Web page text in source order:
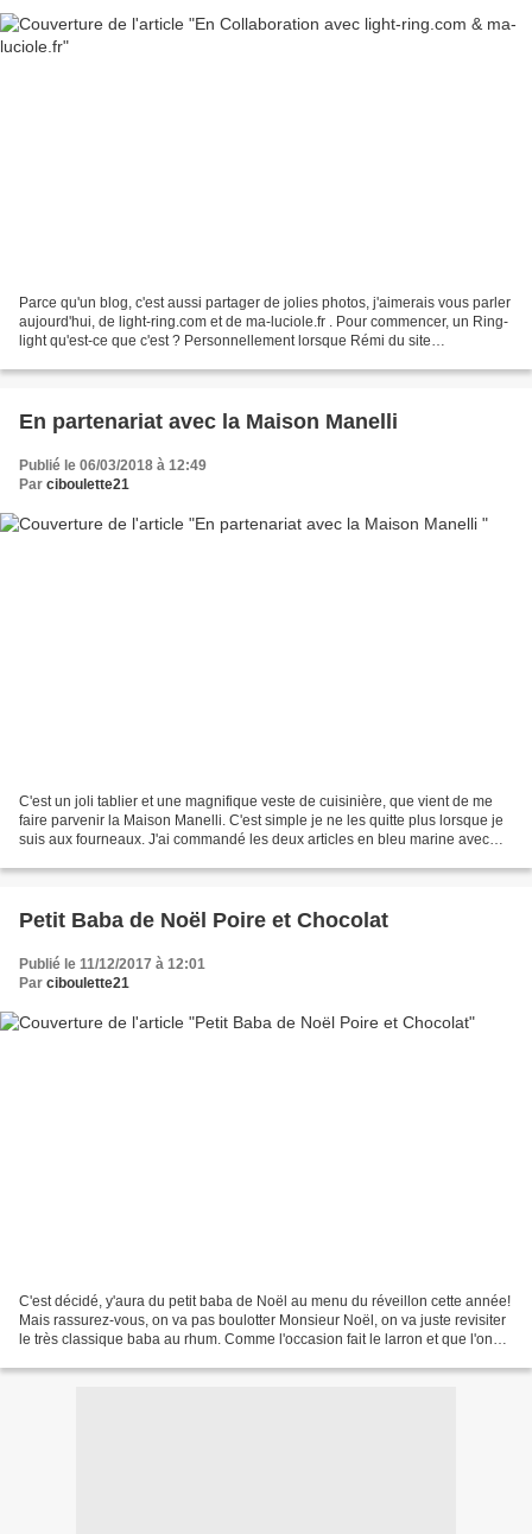
Parce qu'un blog, c'est aussi partager de jolies photos, j'aimerais vous parler
aujourd'hui, de light-ring.com et de ma-luciole.fr . Pour commencer, un Ring-
light qu'est-ce que c'est ? Personnellement lorsque Rémi du site
En partenariat avec la Maison Manelli
Publié le 06/03/2018 à 12:49
Par ciboulette21
C'est un joli tablier et une magnifique veste de cuisinière, que vient de me
faire parvenir la Maison Manelli. C'est simple je ne les quitte plus lorsque je
suis aux fourneaux. J'ai commandé les deux articles en bleu marine avec
Petit Baba de Noël Poire et Chocolat
Publié le 11/12/2017 à 12:01
Par ciboulette21
C'est décidé, y'aura du petit baba de Noël au menu du réveillon cette année!
Mais rassurez-vous, on va pas boulotter Monsieur Noël, on va juste revisiter
le très classique baba au rhum. Comme l'occasion fait le larron et que l'on